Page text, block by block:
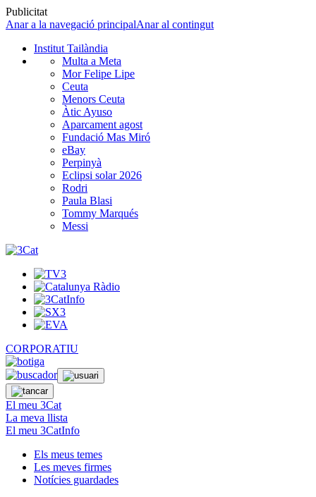
Publicitat
Anar a la navegació principalAnar al contingut
Institut Tailàndia
Multa a Meta
Mor Felipe Lipe
Ceuta
Menors Ceuta
Àtic Ayuso
Aparcament agost
Fundació Mas Miró
eBay
Perpinyà
Eclipsi solar 2026
Rodri
Paula Blasi
Tommy Marqués
Messi
CORPORATIU
El meu 3Cat
La meva llista
El meu 3CatInfo
Els meus temes
Les meves firmes
Notícies guardades